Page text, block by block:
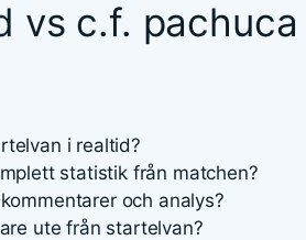
vs c.f. pachuca
i realtid?
statistik från matchen?
och analys?
ute från startelvan?